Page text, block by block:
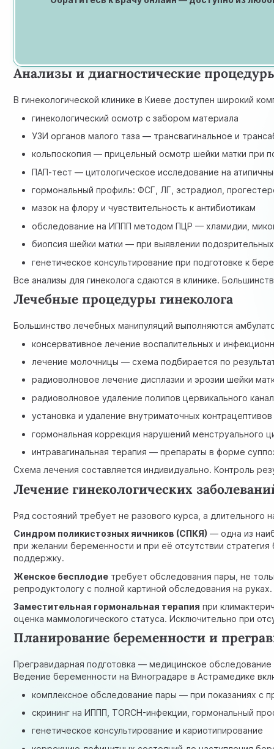
Анализы и диагностические
В гинекологической клинике в Киеве доступен широкий
гинекологический осмотр с забором материала
УЗИ органов малого таза — трансвагинальное и
кольпоскопия — прицельный осмотр шейки матки при
ПАП-тест — цитологическое исследование на
гормональный профиль: ФСГ, ЛГ, эстрадиол,
мазок на флору и чувствительность к антибиотикам
обследование на ИППП методом ПЦР — хламидии,
биопсия шейки матки — при выявлении
генетическое консультирование при подготовке к
Все анализы для гинеколога сдаются в клинике.
Лечебные процедуры гинеколога
Большинство лечебных манипуляций выполняются
консервативное лечение воспалительных и
лечение молочницы — схема подбирается по
радиоволновое лечение дисплазии и эрозии шейки
радиоволновое удаление полипов цервикального
установка и удаление внутриматочных контрацептивов
гормональная коррекция нарушений менструального
интравагинальная терапия — препараты в форме
Схема лечения составляется индивидуально. Контроль
Лечение гинекологических
Ряд состояний требует не разового курса, а длительного
Синдром поликистозных яичников (СПКЯ) — одна из
при желании беременности и при её отсутствии
поддержку.
Женское бесплодие требует обследования пары, не
репродуктологу с полной картиной обследования на руках.
Заместительная гормональная терапия при
оценка маммологического статуса. Исключительно при
Планирование беременности и
Прегравидарная подготовка — медицинское
Ведение беременности на Виноградаре в Астрамедике
комплексное обследование пары — при показаниях с
скрининг на ИППП, TORCH-инфекции, гормональный
генетическое консультирование и кариотипирование